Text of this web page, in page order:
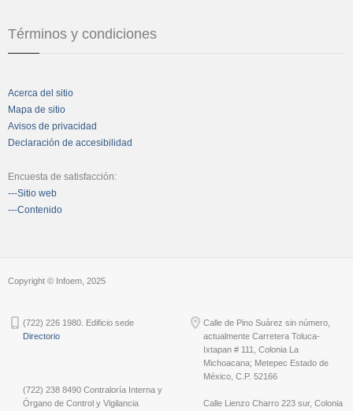
Términos y condiciones
Acerca del sitio
Mapa de sitio
Avisos de privacidad
Declaración de accesibilidad
Encuesta de satisfacción:
---Sitio web
---Contenido
Copyright © Infoem, 2025
(722) 226 1980. Edificio sede
Directorio
(722) 238 8490 Contraloría Interna y
Órgano de Control y Vigilancia
Calle de Pino Suárez sin número,
actualmente Carretera Toluca-
Ixtapan # 111, Colonia La
Michoacana; Metepec Estado de
México, C.P. 52166
Calle Lienzo Charro 223 sur, Colonia